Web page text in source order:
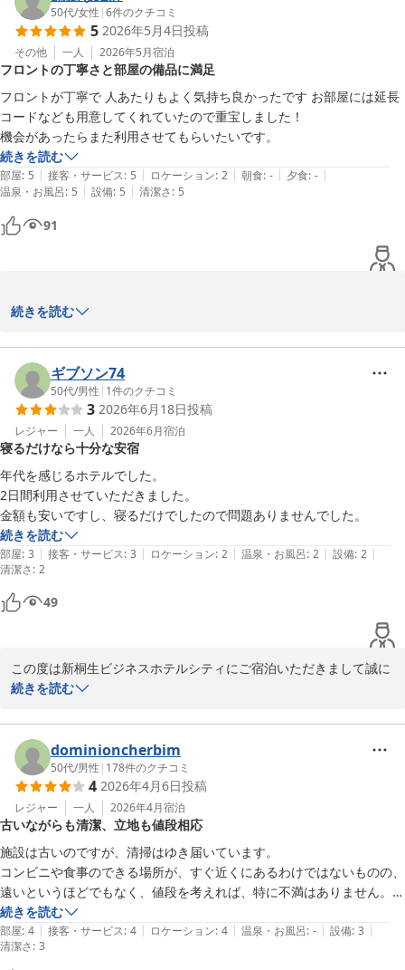
2026-05-20
50代/女性 |6件のクチコミ
5 2026年5月4日投稿
その他 一人 2026年5月宿泊
フロントの丁寧さと部屋の備品に満足
フロントが丁寧で 人あたりもよく気持ち良かったです お部屋には延長
コードなども用意してくれていたので重宝しました！
機会があったらまた利用させてもらいたいです。
続きを読む
部屋: 5 | 接客・サービス: 5 | ロケーション: 2 | 朝食: - | 夕食: - |
温泉・お風呂: 5 | 設備: 5 | 清潔さ: 5
91
この度は新桐生ビジネスホテルシティにご宿泊いただきまして誠に
い申し上げます。店主
新桐生ビジネスホテル シティ
2026-05-04
続きを読む
ギブソン74
50代/男性 | 1件のクチコミ
3 2026年6月18日投稿
レジャー 一人 2026年6月宿泊
寝るだけなら十分な安宿
年代を感じるホテルでした。
2日間利用させていただきました。
金額も安いですし、寝るだけでしたので問題ありませんでした。
続きを読む
部屋: 3 | 接客・サービス: 3 | ロケーション: 2 | 温泉・お風呂: 2 | 設備: 2 |
清潔さ: 2
49
この度は新桐生ビジネスホテルシティにご宿泊いただきまして誠に
ありがとうございました。機会がございました際はまた宜しくお願
新桐生ビジネスホテル シティ
2026-06-19
続きを読む
dominioncherbim
50代/男性 | 178件のクチコミ
4 2026年4月6日投稿
レジャー 一人 2026年4月宿泊
古いながらも清潔、立地も値段相応
施設は古いのですが、清掃はゆき届いています。
コンビニや食事のできる場所が、すぐ近くにあるわけではないものの、
遠いというほどでもなく、値段を考えれば、特に不満はありません。
また機会があれば、利用したいとは思います。
続きを読む
部屋: 4 | 接客・サービス: 4 | ロケーション: 4 | 温泉・お風呂: - | 設備: 3 |
清潔さ: 3